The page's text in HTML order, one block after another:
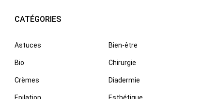
CATÉGORIES
Astuces Bien-être
Bio Chirurgie
Crèmes Diadermie
Epilation Esthétique